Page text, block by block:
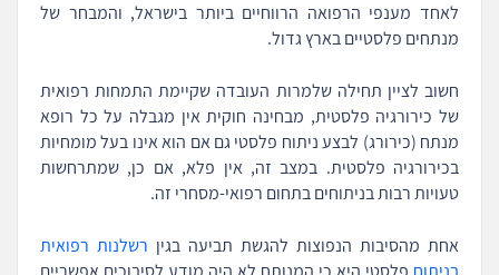
לאחד מענפי הרפואה הרווחיים ביותר בישראל, והמבחר של
מנתחים פלסטיים בארץ גדול.
חשוב לציין תחילה שלמרות העובדה שקיימת התמחות רפואית
של כירורגיה פלסטית, מבחינה חוקית אין מגבלה על כל רופא
מנתח (כירורג) לבצע ניתוח פלסטי גם אם הוא אינו בעל מומחיות
בכירורגיה פלסטית. במצב זה, אין פלא, אם כן, שמתרחשות
טעויות רבות בניתוחים בתחום רפואי-מסחרי זה.
אחת מהסיבות הנפוצות להגשת תביעה בגין רשלנות רפואית